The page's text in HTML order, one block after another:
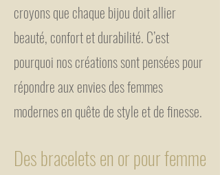
croyons que chaque bijou doit allier
beauté, confort et durabilité. C’est
pourquoi nos créations sont pensées pour
répondre aux envies des femmes
modernes en quête de style et de finesse.
Des bracelets en or pour femme